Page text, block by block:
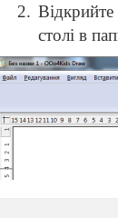
столі в